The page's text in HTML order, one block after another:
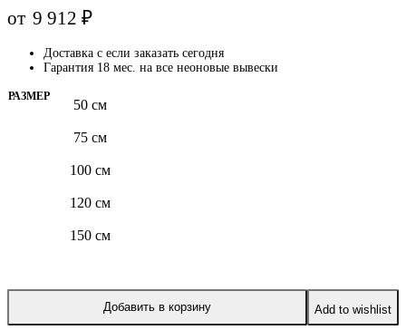
от 9 912₽
Доставка с если заказать сегодня
Гарантия 18 мес. на все неоновые вывески
РАЗМЕР
50 см
75 см
100 см
120 см
150 см
Добавить в корзину Add to wishlist